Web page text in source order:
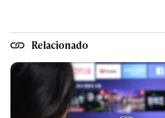
Relacionado